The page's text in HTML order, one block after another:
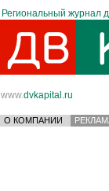
Региональный журнал
www.dvkapital.ru
О КОМПАНИИ